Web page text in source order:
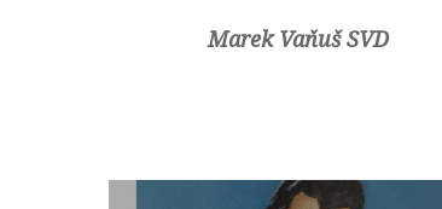
Marek Vaňuš SVD